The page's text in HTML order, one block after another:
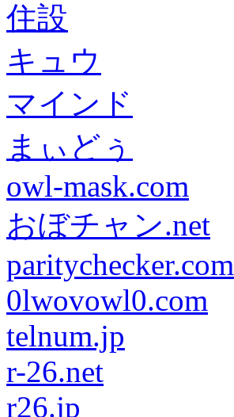
住設
キュウ
マインド
まぃどぅ
owl-mask.com
おぼチャン.net
paritychecker.com
0lwovowl0.com
telnum.jp
r-26.net
r26.jp